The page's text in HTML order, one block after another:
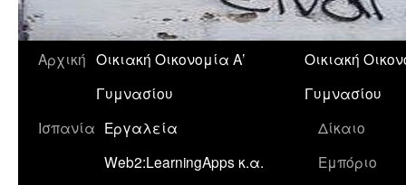
Αρχική Οικιακή Οικονομία Α’
Γυμνασίου
Οικιακή
Γυμνασίου
Ισπανία Εργαλεία
Web2:LearningApps κ.α.
Δίκαιο
Εμπόριο